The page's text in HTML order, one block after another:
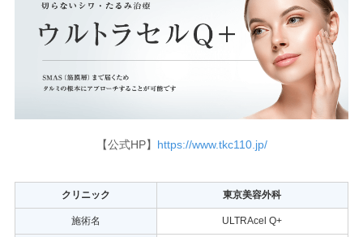
【公式HP】 https://www.tkc110.jp/
クリニック 東京美容外科
施術名 ULTRAcel Q+